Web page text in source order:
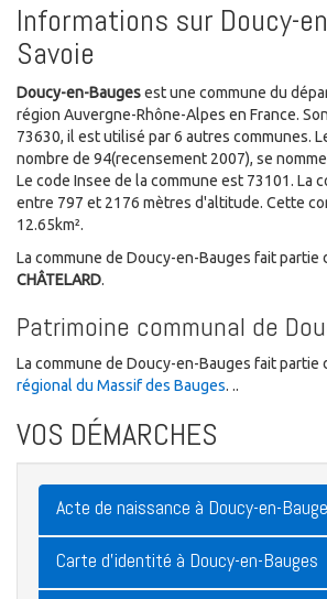
Informations sur Doucy-
Savoie
Doucy-en-Baugesest une commune du
région Auvergne-Rhône-Alpes en France.
73630, il est utilisé par 6 autres communes.
nombre de 94(recensement 2007), se
Le code Insee de la commune est 73101. La
entre 797 et 2176 mètres d'altitude. Cette
12.65km².
La commune de Doucy-en-Bauges fait partie
CHÂTELARD.
Patrimoine communal de
La commune de Doucy-en-Bauges fait partie
régional du Massif des Bauges. ..
VOS DÉMARCHES
Acte de naissance à Doucy-en-
Carte d'identité à Doucy-en-Bauges